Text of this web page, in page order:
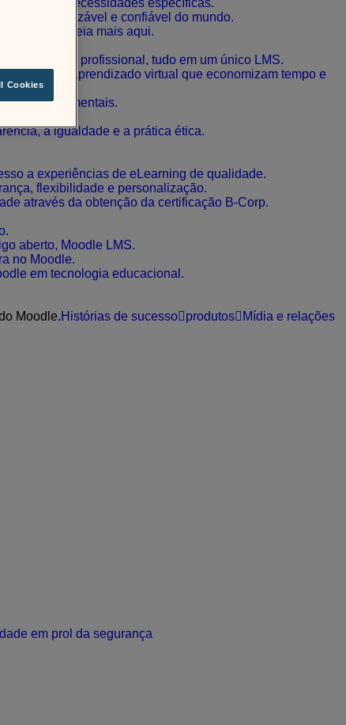
às suas necessidades específicas.
personalizável e confiável do mundo.
Moodle. Leia mais aqui.
profissional, tudo em um único LMS.
e aprendizado virtual que economizam tempo e
governamentais.
a igualdade e a prática ética.
a experiências de eLearning de qualidade.
flexibilidade e personalização.
através da obtenção da certificação B-Corp.
aberto, Moodle LMS.
no Moodle.
em tecnologia educacional.
Moodle. Histórias de sucesso produtos
Mídia e relações
em prol da segurança
Cookies